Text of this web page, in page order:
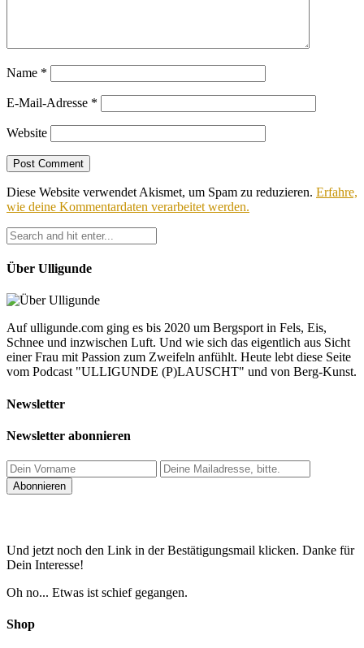
Name *
E-Mail-Adresse *
Website
Diese Website verwendet Akismet, um Spam zu reduzieren. Erfahre,
wie deine Kommentardaten verarbeitet werden.
Über Ulligunde
Auf ulligunde.com ging es bis 2020 um Bergsport in Fels, Eis,
Schnee und inzwischen Luft. Und wie sich das eigentlich aus Sicht
einer Frau mit Passion zum Zweifeln anfühlt. Heute lebt diese Seite
vom Podcast "ULLIGUNDE (P)LAUSCHT" und von Berg-Kunst.
Newsletter
Newsletter abonnieren
Und jetzt noch den Link in der Bestätigungsmail klicken. Danke für
Dein Interesse!
Oh no... Etwas ist schief gegangen.
Shop